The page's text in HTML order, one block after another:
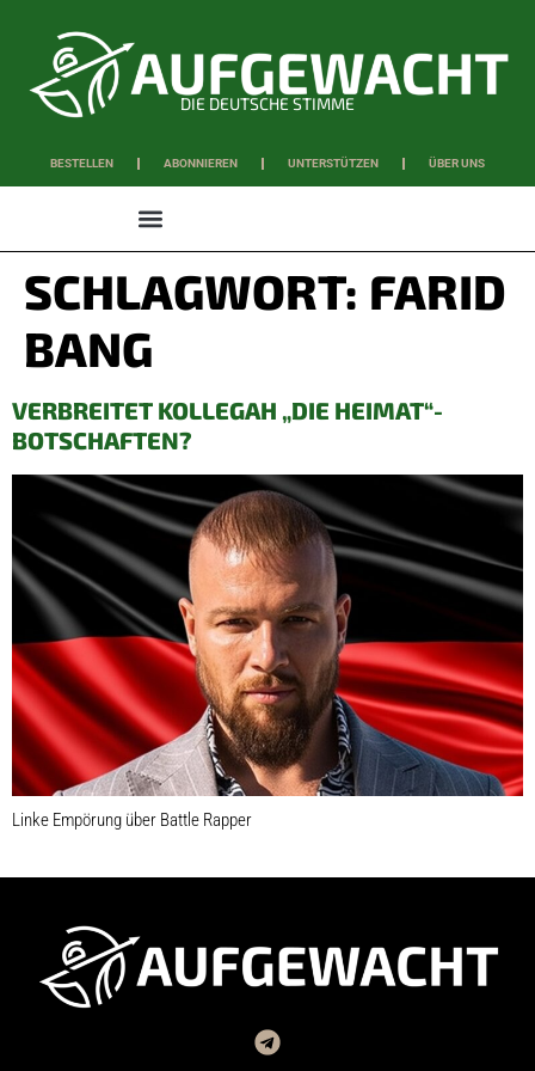
DIE DEUTSCHE STIMME
BESTELLEN ABONNIEREN UNTERSTÜTZEN ÜBER UNS
SCHLAGWORT: FARID
BANG
VERBREITET KOLLEGAH „DIE HEIMAT“-
BOTSCHAFTEN?
Linke Empörung über Battle Rapper